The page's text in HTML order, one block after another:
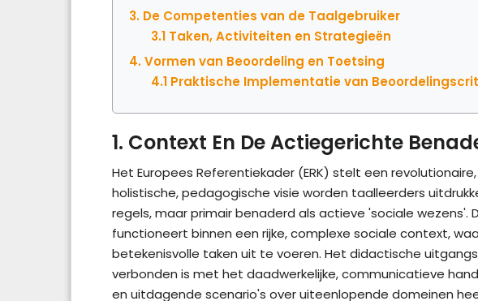
3. De Competenties van de Taalgebruiker
3.1 Taken, Activiteiten en Strategieën
4. Vormen van Beoordeling en Toetsing
4.1 Praktische Implementatie van
1. Context En De Actiegerichte
Het Europees Referentiekader (ERK) stelt een
holistische, pedagogische visie worden taalleerders
regels, maar primair benaderd als actieve 'sociale
functioneert binnen een rijke, complexe sociale context,
betekenisvolle taken uit te voeren. Het didactische
verbonden is met het daadwerkelijke, communicatieve
en uitdagende scenario's over uiteenlopende domeinen